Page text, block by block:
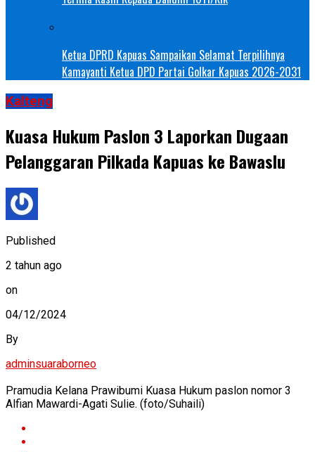
Ketua DPRD Kapuas Sampaikan Selamat Terpilihnya
Kamayanti Ketua DPD Partai Golkar Kapuas 2026-2031
Kalteng
Kuasa Hukum Paslon 3 Laporkan Dugaan
Pelanggaran Pilkada Kapuas ke Bawaslu
Published
2 tahun ago
on
04/12/2024
By
adminsuaraborneo
Pramudia Kelana Prawibumi Kuasa Hukum paslon nomor 3
Alfian Mawardi-Agati Sulie. (foto/Suhaili)